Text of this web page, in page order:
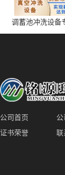
调蓄池冲洗设备
装置厂家青岛铭
公司首页 公
证书荣誉
联